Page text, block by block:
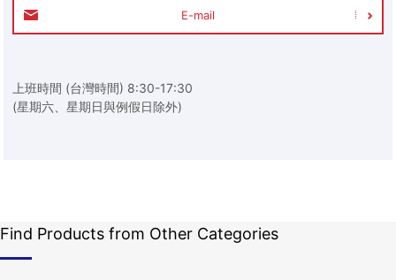
E-mail
上班時間 (台灣時間) 8:30-17:30
(星期六、星期日與例假日除外)
Find Products from Other Categories